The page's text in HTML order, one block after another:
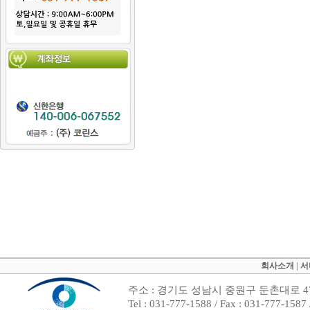
회사소개
주소 : 경기도 성남시 중원구 둔촌대로
Tel : 031-777-1588 / Fax : 031-777-